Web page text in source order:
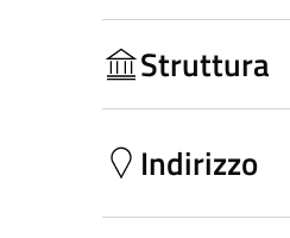
Struttura
Indirizzo